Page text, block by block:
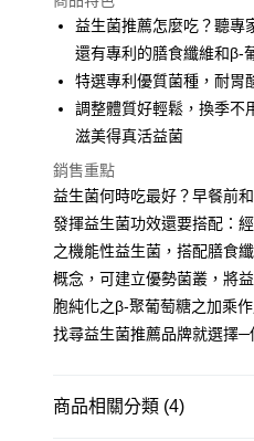
LINE Pay
Apple Pay
街口支付
悠遊付
Google Pay
全盈+PAY
大哥付你分期
相關說明
【大哥付你分期使用說明】
1.本服務由台灣大哥大提供，台
3.實際核准額度、可分期數及費
AFTEE先享後付
AFTEE先享後付是「在收到商品
便利好安心！
相關說明
益生菌推薦怎麼吃？聽專
還有專利的膳食纖維和β-
特選專利優質菌種，耐胃
調整體質好輕鬆，換季不
滋美得真活益菌
銷售重點
益生菌何時吃最好？早餐前
發揮益生菌功效還要搭配：
之機能性益生菌，搭配膳食
概念，可建立優勢菌叢，將
胞純化之β-聚葡萄糖之加乘
找尋益生菌推薦品牌就選擇─
商品相關分類 (4)